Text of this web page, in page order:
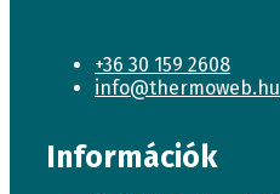
+36 30 159 2608
info@thermoweb.hu
Információk